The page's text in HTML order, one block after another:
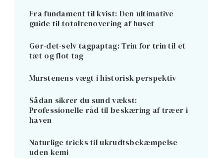
Fra fundament til kvist: Den ultimative
guide til totalrenovering af huset
Gør-det-selv tagpaptag: Trin for trin til et
tæt og flot tag
Murstenens vægt i historisk perspektiv
Sådan sikrer du sund vækst:
Professionelle råd til beskæring af træer i
haven
Naturlige tricks til ukrudtsbekæmpelse
uden kemi